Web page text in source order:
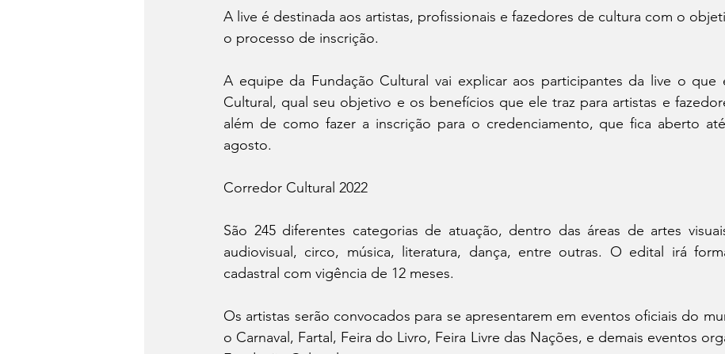
A live é destinada aos artistas, profissionais e fazedores de cultura com o
o processo de inscrição.
A equipe da Fundação Cultural vai explicar aos participantes da live o
Cultural, qual seu objetivo e os benefícios que ele traz para artistas e
além de como fazer a inscrição para o credenciamento, que fica aberto
agosto.
Corredor Cultural 2022
São 245 diferentes categorias de atuação, dentro das áreas de artes
audiovisual, circo, música, literatura, dança, entre outras. O edital irá
cadastral com vigência de 12 meses.
Os artistas serão convocados para se apresentarem em eventos oficiais do
o Carnaval, Fartal, Feira do Livro, Feira Livre das Nações, e demais eventos